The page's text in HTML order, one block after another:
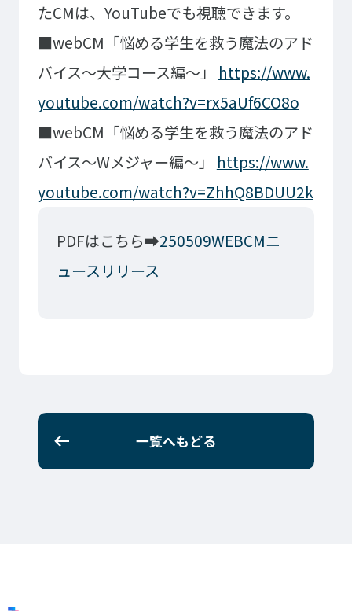
映像メディア学科
ミュージック科
声優・演劇科
ゲームクリエーター科
アニメ・マンガ科
デザイン科
スポーツビジネス科
情報システム科
電気電子学科
航空学科
法律情報科
ビジネス情報科
公務員科
研究科
東京エアトラベル・ホテル専門学校
英語キャリア科
卒業生の紹介 キャリアセンター
キャンパスライフ
イベント・行事
たCMは、YouTubeでも視聴できます。
■webCM「悩める学生を救う魔法のアド
バイス～大学コース編～」
https://www.
youtube.com/watch?v=rx5aUf6CO8o
■webCM「悩める学生を救う魔法のアド
バイス～Wメジャー編～」
https://www.
youtube.com/watch?v=ZhhQ8BDUU2k
PDFはこちら➡250509WEBCMニ
ュースリリース
一覧へもどる